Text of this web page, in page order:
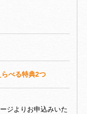
べる特典2つ
ジよりお申込みいた